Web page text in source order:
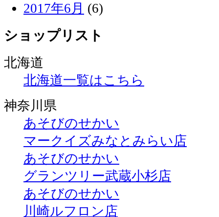
2017年6月 (6)
ショップリスト
北海道
北海道一覧はこちら
神奈川県
あそびのせかい
マークイズみなとみらい店
あそびのせかい
グランツリー武蔵小杉店
あそびのせかい
川崎ルフロン店